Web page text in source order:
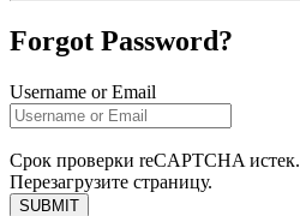
Forgot Password?
Username or Email
Срок проверки reCAPTCHA истек.
Перезагрузите страницу.
SUBMIT